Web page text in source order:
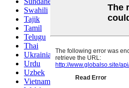
Swahili
Tajik
Tamil
Telugu
Thai
Ukrainian
Urdu
Uzbek
Vietnamese